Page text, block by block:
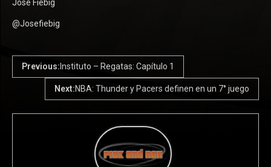
José Fiebig
@Josefiebig
Previous: Instituto – Regatas: Capítulo 1
Next:NBA: Thunder y Pacers definen en un 7° juego